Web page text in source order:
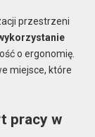
przestrzeni
o ergonomię.
miejsce, które
pracy w